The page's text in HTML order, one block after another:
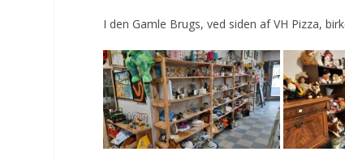
I den Gamle Brugs, ved siden af VH Pizza,